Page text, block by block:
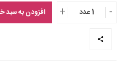
- 1 عدد + افزودن به سبد